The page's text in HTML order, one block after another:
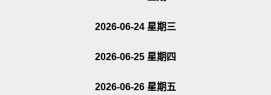
2026-06-24 星期三
2026-06-25 星期四
2026-06-26 星期五